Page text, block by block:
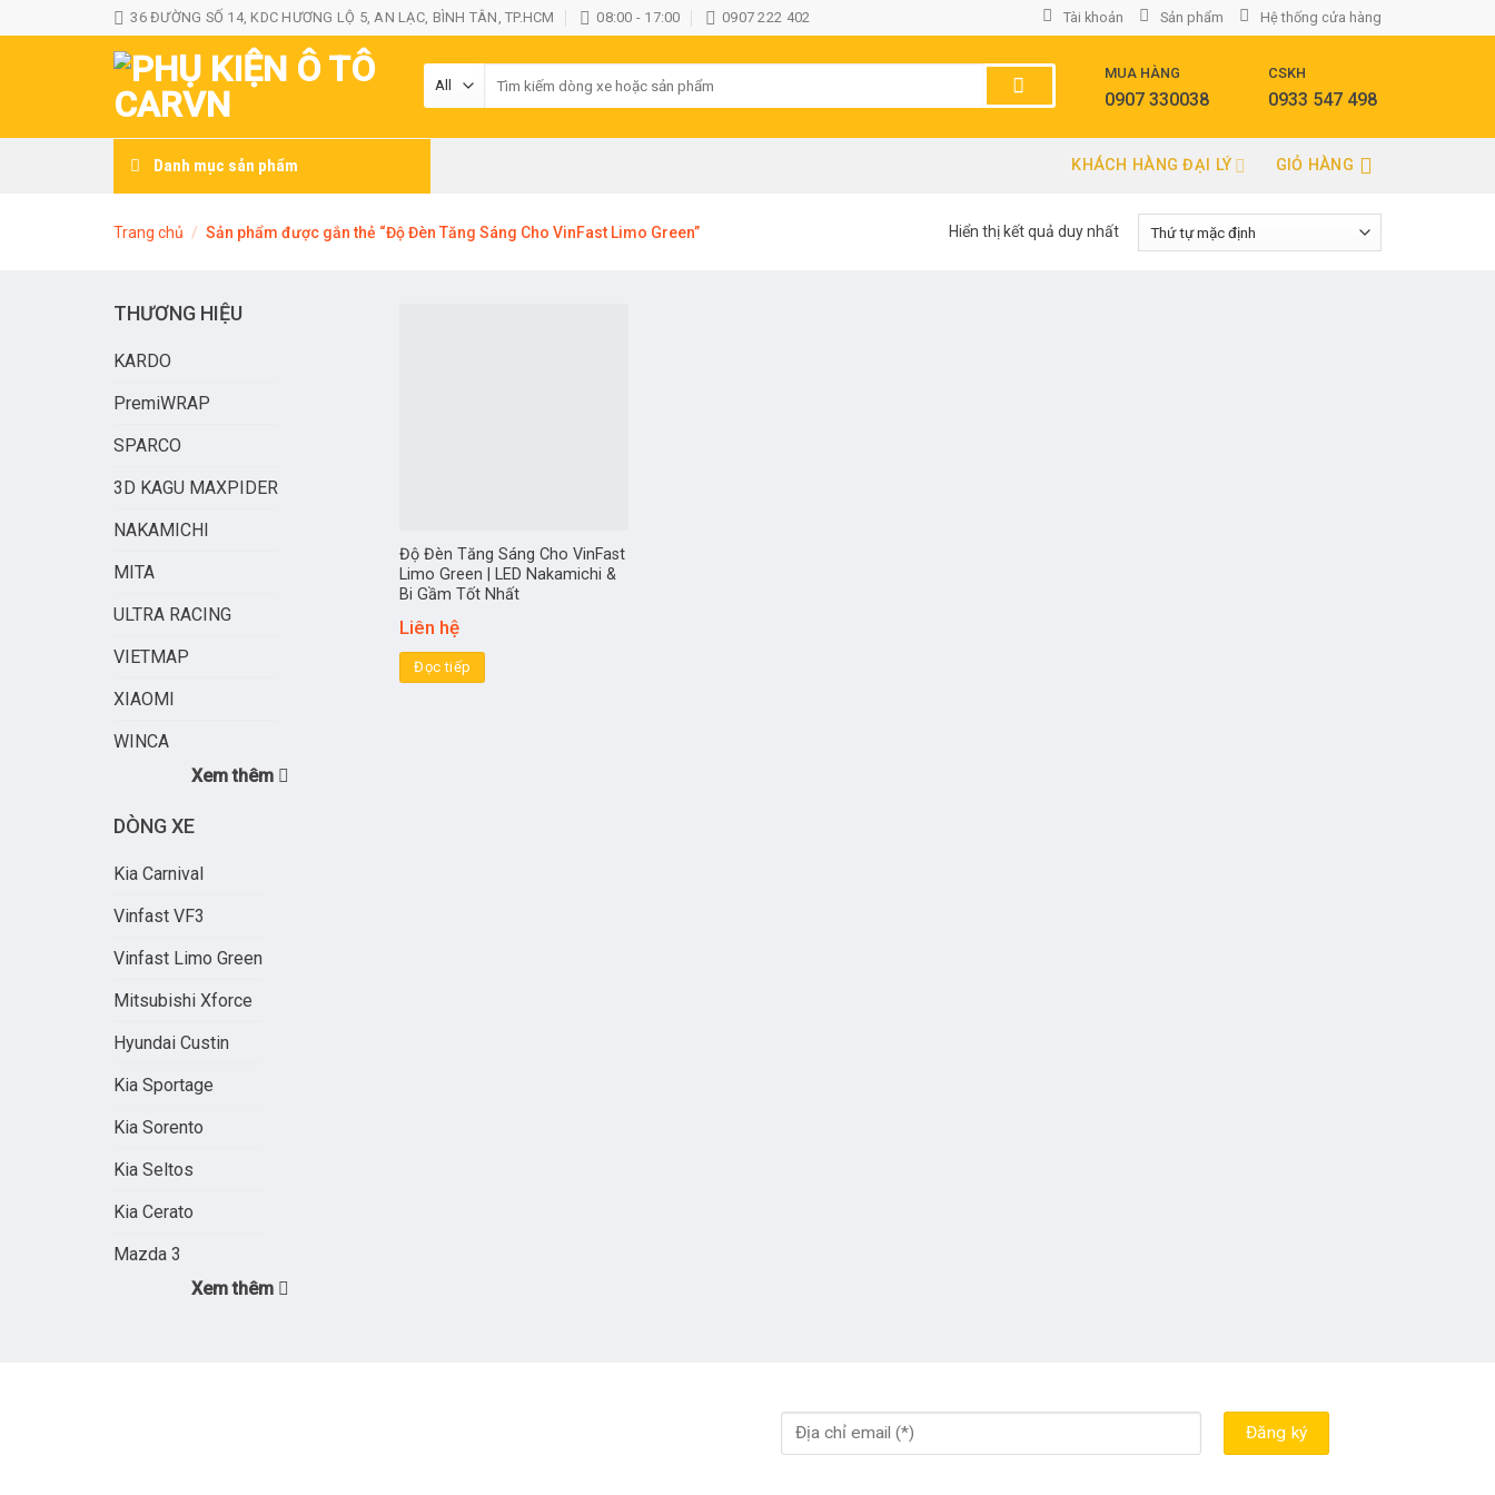
to
36 ĐƯỜNG SỐ 14, KDC HƯƠNG LỘ 5, AN LẠC, BÌNH TÂN, TP.HCM 08:00 - 17:00 0907 222 402 Tài khoản Sản phẩm Hệ thống cửa hàng
MUA HÀNG
0907 330038
CSKH
0933 547 498
Danh mục sản phẩm KHÁCH HÀNG ĐẠI LÝ GIỎ HÀNG
Trang chủ / Sản phẩm được gắn thẻ “Độ Đèn Tăng Sáng Cho VinFast Limo Green” Hiển thị kết quả duy nhất
THƯƠNG HIỆU
KARDO
PremiWRAP
SPARCO
3D KAGU MAXPIDER
NAKAMICHI
MITA
ULTRA RACING
VIETMAP
XIAOMI
WINCA
Xem thêm
DÒNG XE
Kia Carnival
Vinfast VF3
Vinfast Limo Green
Mitsubishi Xforce
Hyundai Custin
Kia Sportage
Kia Sorento
Kia Seltos
Kia Cerato
Mazda 3
Xem thêm
Độ Đèn Tăng Sáng Cho VinFast
Limo Green | LED Nakamichi &
Bi Gầm Tốt Nhất
Liên hệ
Đọc tiếp